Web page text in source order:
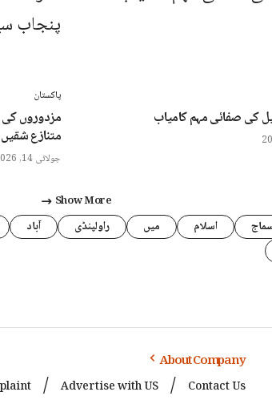
کی صفائی مہم کامیاب
پاکستان
مزدوروں کی
متنازع
جولائی 14, 2026
Show More
اسلام میں راولپنڈی آباد
About Company
Contact Us
Advertise with US